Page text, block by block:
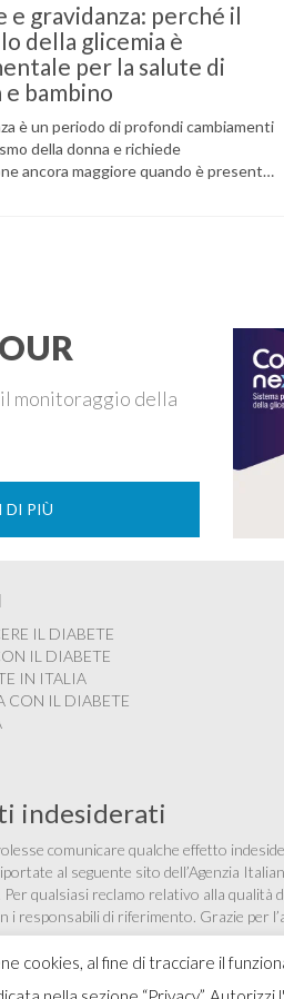
e gravidanza: perché il
della glicemia è
per la salute di
e bambino
è un periodo di profondi cambiamenti
della donna e richiede
ancora maggiore quando è presente
monitoraggio della
DI PIÙ
cookies, al fine di tracciare il
IL DIABETE
IL DIABETE
IN ITALIA
CON IL DIABETE
indesiderati
comunicare qualche effetto
al seguente sito dell’Agenzia
. Per qualsiasi reclamo relativo alla
i responsabili di riferimento. Grazie per